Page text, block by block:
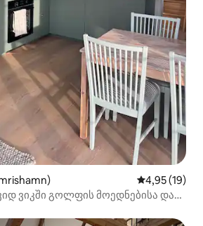
საშუალო
4,95 (19)
ვიკში გოლფის მოედნებისა და